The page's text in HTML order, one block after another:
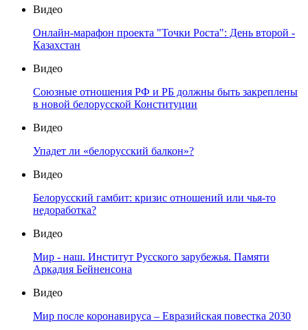
Видео
Онлайн-марафон проекта "Точки Роста": День второй -
Казахстан
Видео
Союзные отношения РФ и РБ должны быть закреплены
в новой белорусской Конституции
Видео
Упадет ли «белорусский балкон»?
Видео
Белорусский гамбит: кризис отношений или чья-то
недоработка?
Видео
Мир - наш. Институт Русского зарубежья. Памяти
Аркадия Бейненсона
Видео
Мир после коронавируса – Евразийская повестка 2030